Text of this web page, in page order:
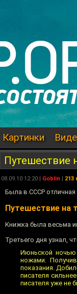
Картинки
Путешествие
08.09.10 12:20 | Goblin | 213
Была в СССР
Путешествие на
Книжка была весьма
Третьего дня узнал,
Июньской ночью
ножами.
показания.
писателя
писателя уже не